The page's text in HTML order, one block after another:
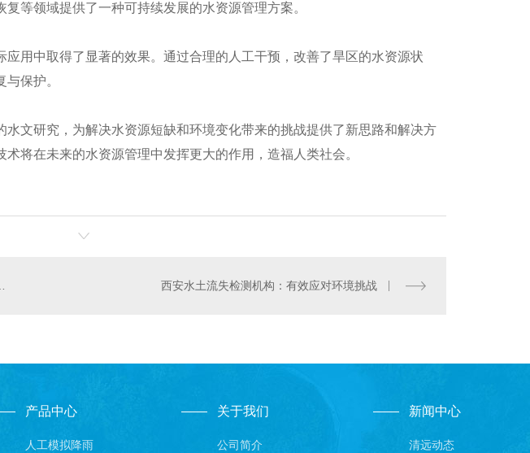
工模拟降雨 微型蒸渗仪
等领域提供了一种可持续发展的水资源管理方案。
应用中取得了显著的效果。通过合理的人工干预，改善了旱区的水资源状
保护。
文研究，为解决水资源短缺和环境变化带来的挑战提供了新思路和解决方
将在未来的水资源管理中发挥更大的作用，造福人类社会。
性与入渗特征 西安水土流失检测机构：有效应对环境挑战
产品中心
人工模拟降雨
关于我们
公司简介
新闻中心
清远动态